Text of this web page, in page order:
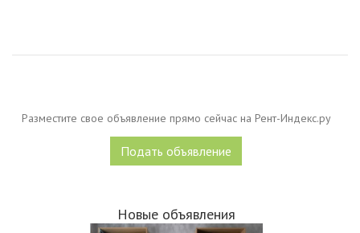
Разместите свое объявление прямо сейчас на Рент-Индекс.ру
Подать объявление
Новые объявления